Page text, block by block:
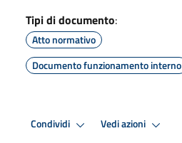
Tipi di documento:
Atto normativo
Documento funzionamento interno
Condividi Vedi azioni